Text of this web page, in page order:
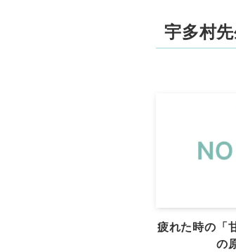
宇多村
疲れた時の「
の